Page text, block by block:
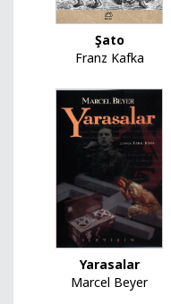
Şato
Franz Kafka
Yarasalar
Marcel Beyer